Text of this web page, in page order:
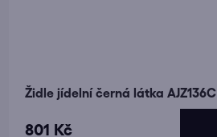
Židle jídelní černá látka AJZ136C
801 Kč